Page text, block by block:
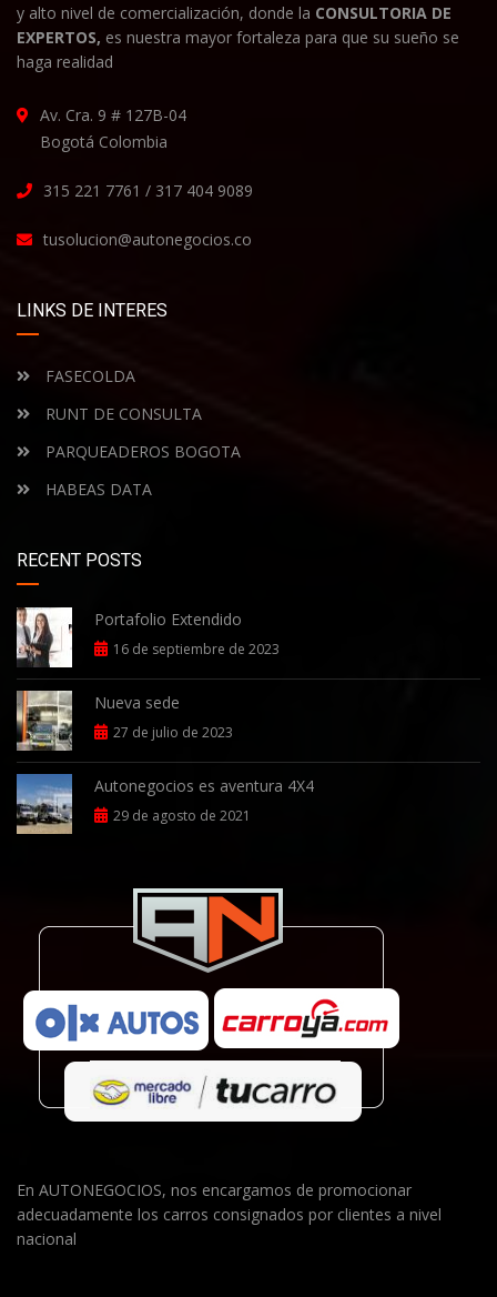
y alto nivel de comercialización, donde la CONSULTORIA DE
EXPERTOS, es nuestra mayor fortaleza para que su sueño se
haga realidad
Av. Cra. 9 # 127B-04
Bogotá Colombia
315 221 7761 / 317 404 9089
tusolucion@autonegocios.co
LINKS DE INTERES
FASECOLDA
RUNT DE CONSULTA
PARQUEADEROS BOGOTA
HABEAS DATA
RECENT POSTS
Portafolio Extendido
16 de septiembre de 2023
Nueva sede
27 de julio de 2023
Autonegocios es aventura 4X4
29 de agosto de 2021
En AUTONEGOCIOS, nos encargamos de promocionar
adecuadamente los carros consignados por clientes a nivel
nacional